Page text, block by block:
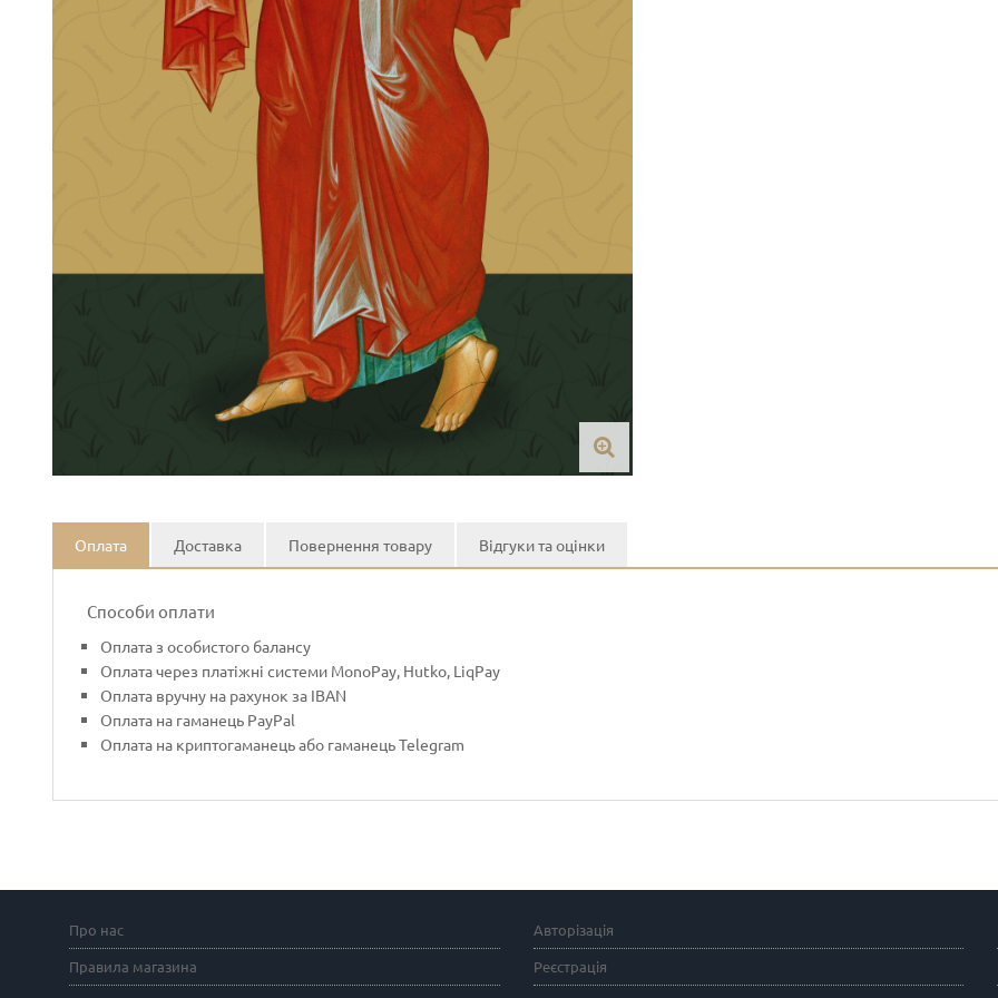
Оплата Доставка Повернення товару Відгуки та оцінки
Способи оплати
Оплата з особистого балансу
Оплата через платіжні системи MonoPay, Hutko, LiqPay
Оплата вручну на рахунок за IBAN
Оплата на гаманець PayPal
Оплата на криптогаманець або гаманець Telegram
Про нас
Правила магазина
Авторізація
Реєстрація